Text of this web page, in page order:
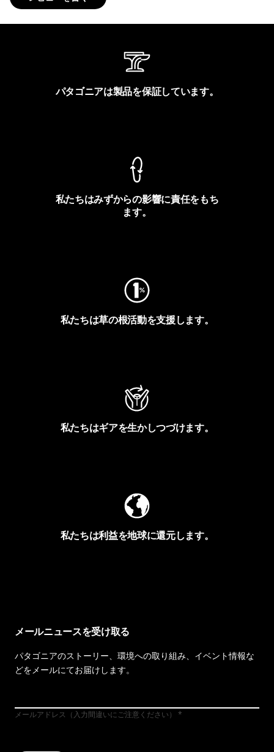
パタゴニアは製品を保証しています。
私たちはみずからの影響に責任をもち
ます。
私たちは草の根活動を支援します。
私たちはギアを生かしつづけます。
私たちは利益を地球に還元します。
メールニュースを受け取る
パタゴニアのストーリー、環境への取り組み、イベント情報な
どをメールにてお届けします。
メールアドレス（入力間違いにご注意ください）